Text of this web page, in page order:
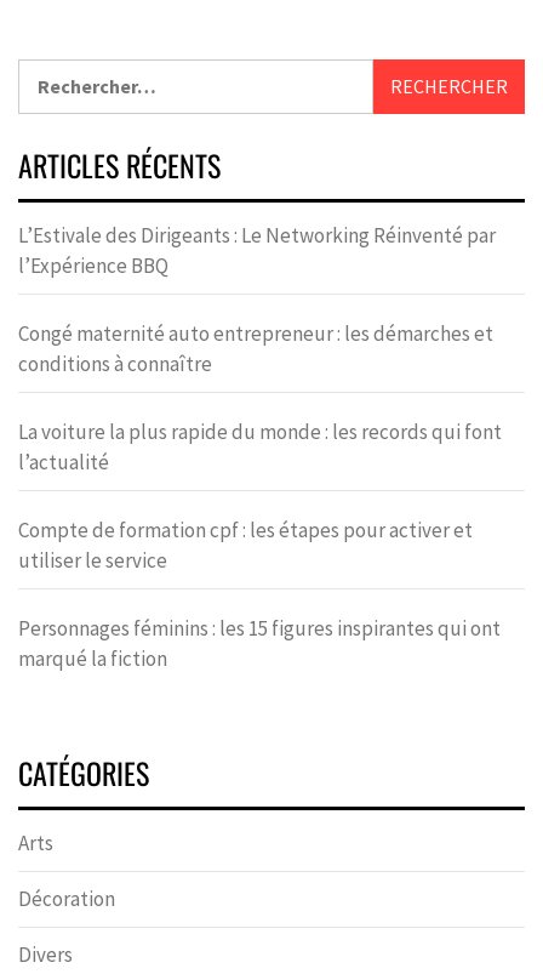
ARTICLES RÉCENTS
L’Estivale des Dirigeants : Le Networking Réinventé par
l’Expérience BBQ
Congé maternité auto entrepreneur : les démarches et
conditions à connaître
La voiture la plus rapide du monde : les records qui font
l’actualité
Compte de formation cpf : les étapes pour activer et
utiliser le service
Personnages féminins : les 15 figures inspirantes qui ont
marqué la fiction
CATÉGORIES
Arts
Décoration
Divers